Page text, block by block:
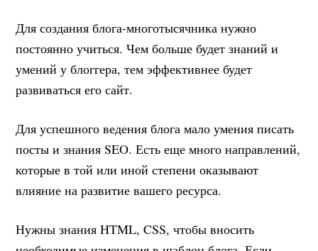
Для создания блога-многотысячника нужно
постоянно учиться. Чем больше будет знаний и
умений у блоггера, тем эффективнее будет
развиваться его сайт.
Для успешного ведения блога мало умения писать
посты и знания SEO. Есть еще много направлений,
которые в той или иной степени оказывают
влияние на развитие вашего ресурса.
Нужны знания HTML, CSS, чтобы вносить